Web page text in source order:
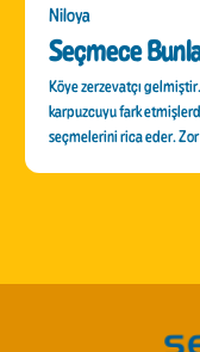
Niloya
Seçmece
Köye zerzevatçı
karpuzcuyu fark
seçmelerini rica eder.